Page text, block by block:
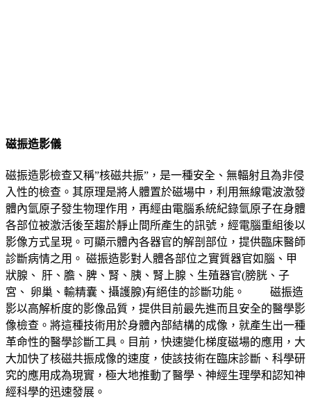
磁振造影儀
磁振造影檢查又稱”核磁共振”，是一種安全、無輻射且為非侵
入性的檢查。其原理是將人體置於磁場中，利用無線電波激發
體內氫原子發生物理作用，再經由電腦系統紀錄氫原子在身體
各部位被激活後至趨於靜止間所產生的訊號，經電腦重組後以
影像方式呈現。可顯示體內各器官的解剖部位，提供臨床醫師
診斷病情之用。 磁振造影對人體各部位之實質器官如腦、甲
狀腺、 肝、膽、脾、腎、胰、腎上腺、生殖器官(膀胱、子
宮、 卵巢、輸精囊、攝護腺)有絕佳的診斷功能。 磁振造
影以高解析度的影像品質，提供目前最先進而且安全的醫學影
像檢查。將這種技術用於身體內部結構的成像，就產生出一種
革命性的醫學診斷工具。目前，快速變化梯度磁場的應用，大
大加快了核磁共振成像的速度，使該技術在臨床診斷、科學研
究的應用成為現實，極大地推動了醫學、神經生理學和認知神
經科學的迅速發展。